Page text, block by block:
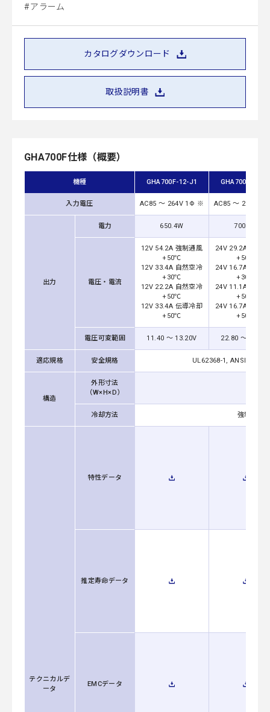
アラーム
カタログダウンロード
取扱説明書
GHA700F仕様（概要）
機種 GHA700F-12-J1 GHA700F-24-
入力電圧 AC85 ～ 264V 1Φ ※ AC85 ～ 264V
出力
電力 650.4W 700.8W
電圧・電流
12V 54.2A 強制通風
+50℃
12V 33.4A 自然空冷
+30℃
12V 22.2A 自然空冷
+50℃
12V 33.4A 伝導冷却
+50℃
24V 29.2A 強制
+50℃
24V 16.7A 自然
+30℃
24V 11.1A 自然
+50℃
24V 16.7A 伝導
+50℃
電圧可変範囲 11.40 ～ 13.20V 22.80 ～
適応規格 安全規格 UL62368-1, ANSI/AAMI
構造
外形寸法
（W×H×D）
冷却方法 強制通風
テクニカルデ
ータ
特性データ
推定寿命データ
EMCデータ